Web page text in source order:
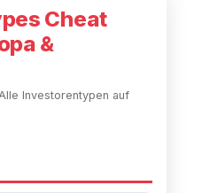
Cheat
&
Investorentypen auf